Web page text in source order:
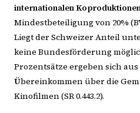
internationalen
Mindestbeteiligung von 20%
Liegt der Schweizer Anteil
keine Bundesförderung möglich
Prozentsätze ergeben sich
Übereinkommen über die
Kinofilmen (SR 0.443.2).